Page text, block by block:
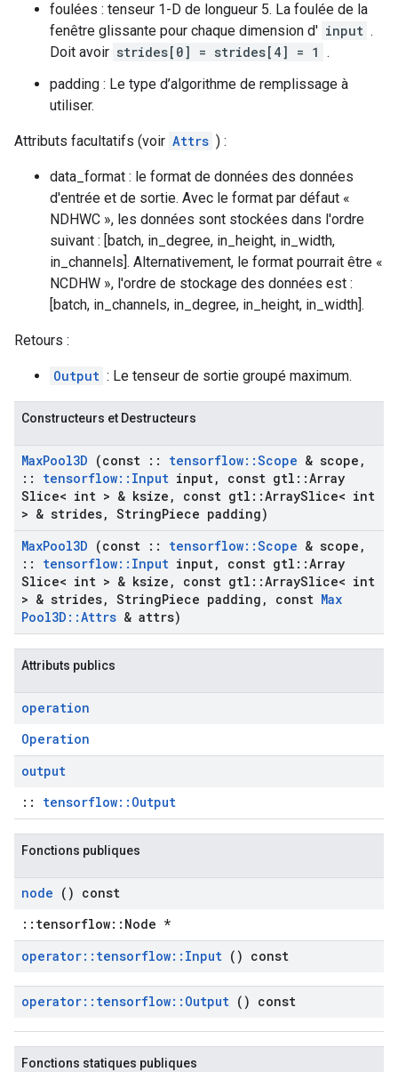
foulées : tenseur 1-D de longueur 5. La foulée de la
fenêtre glissante pour chaque dimension d' input .
Doit avoir strides[0] = strides[4] = 1 .
padding : Le type d’algorithme de remplissage à
utiliser.
Attributs facultatifs (voir Attrs ) :
data_format : le format de données des données
d'entrée et de sortie. Avec le format par défaut «
NDHWC », les données sont stockées dans l'ordre
suivant : [batch, in_degree, in_height, in_width,
in_channels]. Alternativement, le format pourrait être «
NCDHW », l'ordre de stockage des données est :
[batch, in_channels, in_degree, in_height, in_width].
Retours :
Output : Le tenseur de sortie groupé maximum.
Constructeurs et Destructeurs
MaxPool3D (const :: tensorflow::Scope & scope ,
::
tensorflow:: Input input, const gtl ::Array
Slice< int > & ksize , const gtl ::ArraySlice< int
> & strides, StringPiece padding)
MaxPool3D (const :: tensorflow::Scope & scope ,
::
tensorflow:: Input input, const gtl ::Array
Slice< int > & ksize , const gtl ::ArraySlice< int
> & strides, StringPiece padding , const Max
Pool3D ::Attrs & attrs)
Attributs publics
operation
Operation
output
:: tensorflow::Output
Fonctions publiques
node () const
::tensorflow::Node *
operator:: tensorflow:: Input () const
operator:: tensorflow:: Output () const
Fonctions statiques publiques